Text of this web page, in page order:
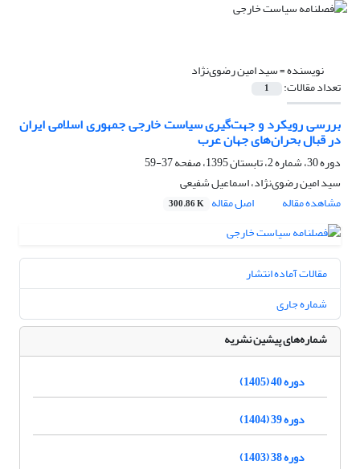
نویسنده =سید امین رضوی‌نژاد
تعداد مقالات: 1
بررسی رویکرد و جهت‌گیری سیاست خارجی جمهوری اسلامی ایران
در قبال بحران‌های جهان عرب
دوره 30، شماره 2، تابستان 1395، صفحه
37-59
سید امین رضوی‌نژاد، اسماعیل شفیعی
مشاهده مقاله
اصل مقاله 300.86 K
مقالات آماده انتشار
شماره جاری
شماره‌های پیشین نشریه
دوره 40 (1405)
دوره 39 (1404)
دوره 38 (1403)